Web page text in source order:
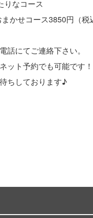
りなコース
かせコース3850円（税
話にてご連絡下さい。
ット予約でも可能です！
ちしております♪